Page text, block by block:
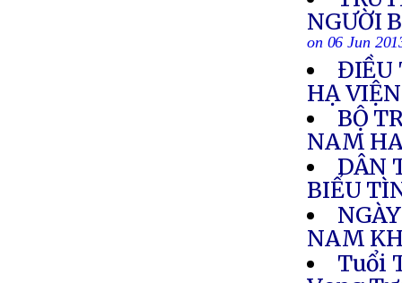
NGƯỜI
on 06 Jun
ĐIỀU
HẠ
BỘ
NAM
DÂN
BIỂU
NAM
Tuổi